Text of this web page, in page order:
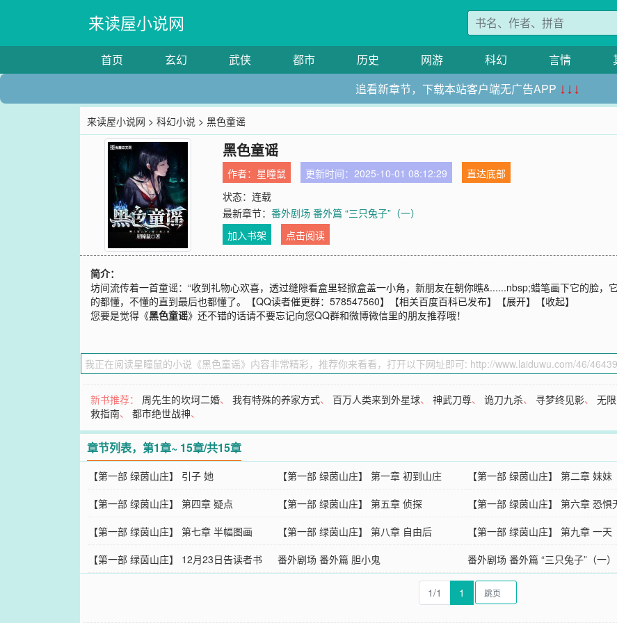
来读屋小说网
首页 玄幻 武侠 都市 历史 网游 科幻 言情
追看新章节，下载本站客户端无广告APP ↓↓↓
来读屋小说网 >科幻小说 > 黑色童谣
黑色童谣
作者： 星瞳鼠 更新时间：2025-10-01 08:12:29
直达底部
状态：连载
最新章节：番外剧场 番外篇 “三只兔子”（一）
加入书架
点击阅读
简介：
坊间流传着一首童谣：“收到礼物心欢喜，透过缝隙看盒里轻掀盒盖一小角，新朋友在朝你瞧&......nbsp;蜡笔画下它的脸，
的都懂，不懂的直到最后也都懂了。【QQ读者催更群：578547560】【相关百度百科已发布】【展开】【收起】
您要是觉得《黑色童谣》还不错的话请不要忘记向您QQ群和微博微信里的朋友推荐哦！
新书推荐： 周先生的坎坷二婚、我有特殊的养家方式、 百万人类来到外星球、神武刀尊、诡刀九杀、 寻梦终见影、无
救指南、都市绝世战神、
章节列表，第1章~ 15章/共15章
【第一部 绿茵山庄】 引子 她 【第一部 绿茵山庄】 第一章 初到山庄 【第一部 绿茵山庄】 第二章 妹妹
【第一部 绿茵山庄】 第四章 疑点
【第一部 绿茵山庄】 第五章 侦探 【第一部 绿茵山庄】 第六章 恐惧
【第一部 绿茵山庄】 第七章 半幅图画
【第一部 绿茵山庄】 第八章 自由后 【第一部 绿茵山庄】 第九章 一天
【第一部 绿茵山庄】 12月23日告读者书
番外剧场 番外篇 胆小鬼 番外剧场 番外篇 “三只兔子”（一）
1/1 1